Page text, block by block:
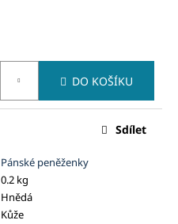
DO KOŠÍKU
Pánské peněženky
0.2 kg
Hnědá
Kůže
Sdílet